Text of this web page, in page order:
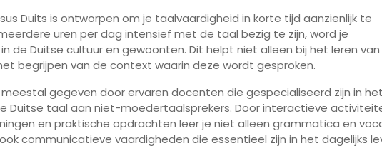
Duits is ontworpen om je taalvaardigheid in korte tijd aanzienlijk te
uren per dag intensief met de taal bezig te zijn, word je
de Duitse cultuur en gewoonten. Dit helpt niet alleen bij het leren
begrijpen van de context waarin deze wordt gesproken.
gegeven door ervaren docenten die gespecialiseerd zijn in het
Duitse taal aan niet-moedertaalsprekers. Door interactieve
en praktische opdrachten leer je niet alleen grammatica en
communicatieve vaardigheden die essentieel zijn in het dagelijks